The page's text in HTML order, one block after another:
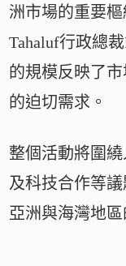
洲市場的重要樞
Tahaluf行政總
的規模反映了
的迫切需求。
整個活動將圍
及科技合作等
亞洲與海灣地